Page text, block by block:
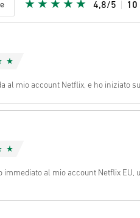
4,8/5 10
al mio account Netflix, e ho iniziato
immediato al mio account Netflix EU,